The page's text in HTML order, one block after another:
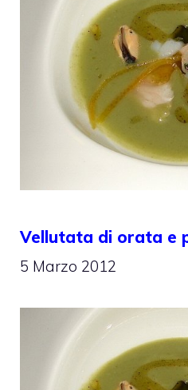
Vellutata di orata e
5 Marzo 2012